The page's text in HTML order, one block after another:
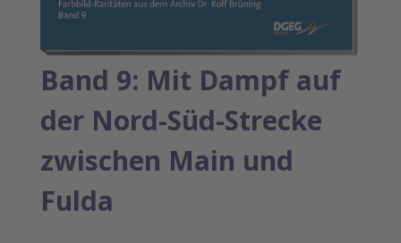
Band 9: Mit Dampf auf
der Nord-Süd-Strecke
zwischen Main und
Fulda